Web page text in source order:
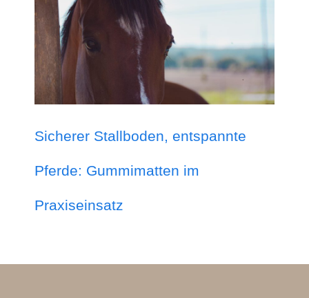
Sicherer Stallboden, entspannte
Pferde: Gummimatten im
Praxiseinsatz